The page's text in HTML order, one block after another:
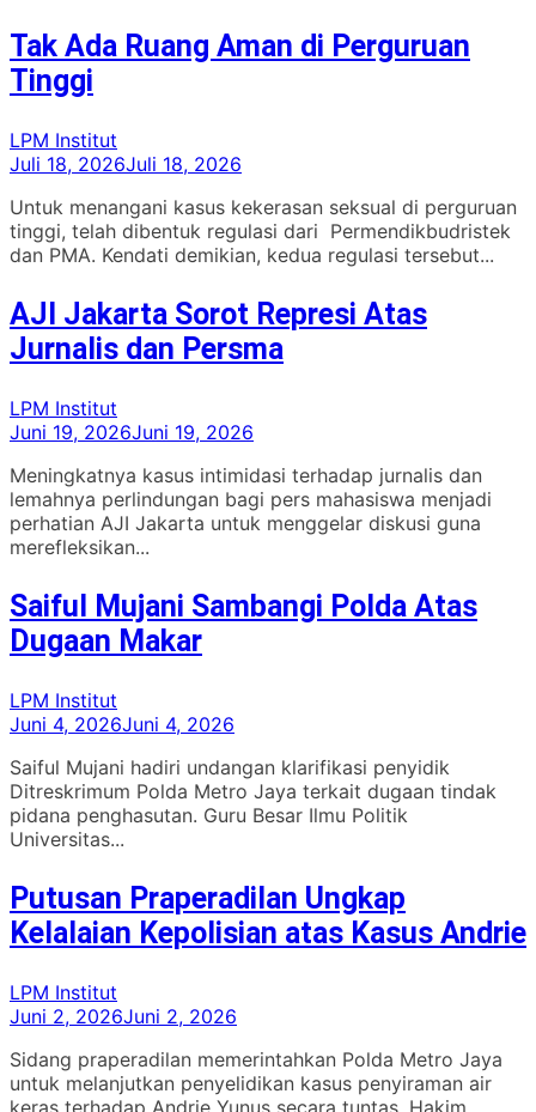
Tak Ada Ruang Aman di Perguruan
Tinggi
LPM Institut
Juli 18, 2026Juli 18, 2026
Untuk menangani kasus kekerasan seksual di perguruan
tinggi, telah dibentuk regulasi dari Permendikbudristek
dan PMA. Kendati demikian, kedua regulasi tersebut...
AJI Jakarta Sorot Represi Atas
Jurnalis dan Persma
LPM Institut
Juni 19, 2026Juni 19, 2026
Meningkatnya kasus intimidasi terhadap jurnalis dan
lemahnya perlindungan bagi pers mahasiswa menjadi
perhatian AJI Jakarta untuk menggelar diskusi guna
merefleksikan...
Saiful Mujani Sambangi Polda Atas
Dugaan Makar
LPM Institut
Juni 4, 2026Juni 4, 2026
Saiful Mujani hadiri undangan klarifikasi penyidik
Ditreskrimum Polda Metro Jaya terkait dugaan tindak
pidana penghasutan. Guru Besar Ilmu Politik
Universitas...
Putusan Praperadilan Ungkap
Kelalaian Kepolisian atas Kasus Andrie
LPM Institut
Juni 2, 2026Juni 2, 2026
Sidang praperadilan memerintahkan Polda Metro Jaya
untuk melanjutkan penyelidikan kasus penyiraman air
keras terhadap Andrie Yunus secara tuntas. Hakim